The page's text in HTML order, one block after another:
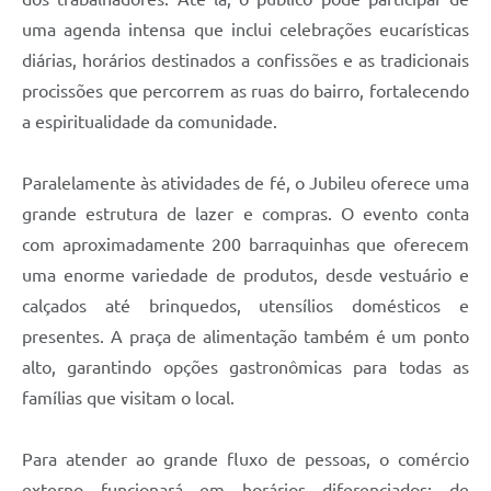
Carta de Serviços
Arquivos para Download
Legislação
Telefones Úteis
Transparência
SIC
uma agenda intensa que inclui celebrações eucarísticas
diárias, horários destinados a confissões e as tradicionais
procissões que percorrem as ruas do bairro, fortalecendo
a espiritualidade da comunidade.
Paralelamente às atividades de fé, o Jubileu oferece uma
grande estrutura de lazer e compras. O evento conta
com aproximadamente 200 barraquinhas que oferecem
uma enorme variedade de produtos, desde vestuário e
calçados até brinquedos, utensílios domésticos e
presentes. A praça de alimentação também é um ponto
alto, garantindo opções gastronômicas para todas as
famílias que visitam o local.
Para atender ao grande fluxo de pessoas, o comércio